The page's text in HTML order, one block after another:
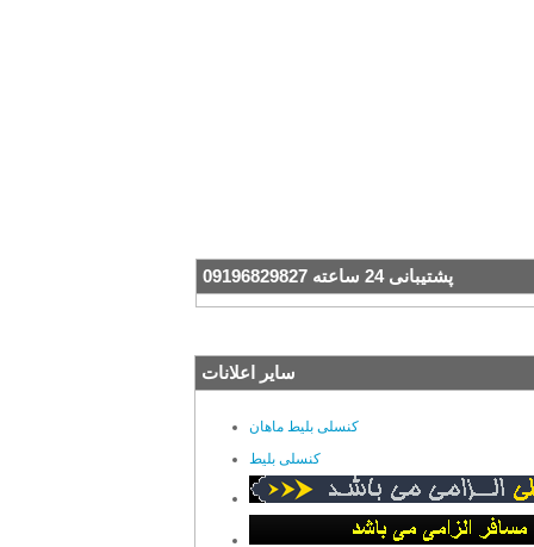
پشتیبانی 24 ساعته 09196829827
سایر اعلانات
کنسلی بلیط ماهان
کنسلی بلیط